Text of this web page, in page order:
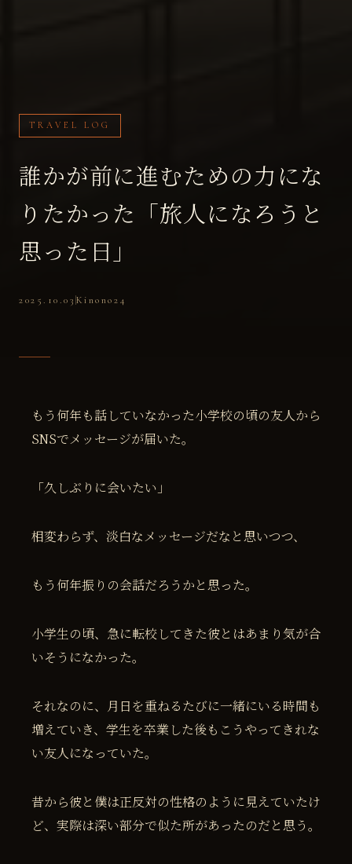
TRAVEL LOG
誰かが前に進むための力にな
りたかった「旅人になろうと
思った日」
2025.10.03 Kinono24
もう何年も話していなかった小学校の頃の友人から
SNSでメッセージが届いた。
「久しぶりに会いたい」
相変わらず、淡白なメッセージだなと思いつつ、
もう何年振りの会話だろうかと思った。
小学生の頃、急に転校してきた彼とはあまり気が合
いそうになかった。
それなのに、月日を重ねるたびに一緒にいる時間も
増えていき、学生を卒業した後もこうやってきれな
い友人になっていた。
昔から彼と僕は正反対の性格のように見えていたけ
ど、実際は深い部分で似た所があったのだと思う。